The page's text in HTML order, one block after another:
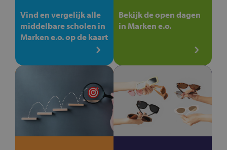
Vind en vergelijk alle
middelbare scholen in
Marken e.o. op de kaart
Bekijk de open dagen
in Marken e.o.